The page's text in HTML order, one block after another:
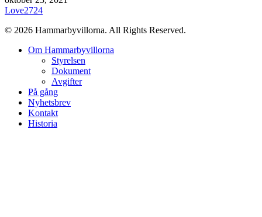
Love2724
© 2026 Hammarbyvillorna. All Rights Reserved.
Close
Om Hammarbyvillorna
Styrelsen
Dokument
Avgifter
På gång
Nyhetsbrev
Kontakt
Historia